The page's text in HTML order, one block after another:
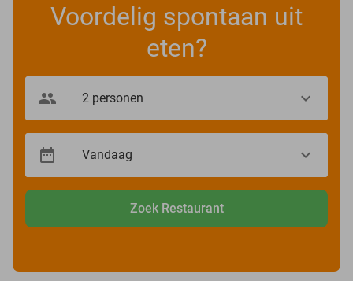
Voordelig spontaan uit
eten?
Zoek Restaurant